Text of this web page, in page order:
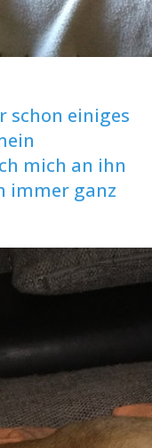
schon einiges
mich an ihn
immer ganz